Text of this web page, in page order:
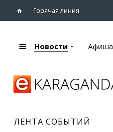
Горячая линия
Караганды
Новости Афиша
ЛЕНТА СОБЫТИЙ